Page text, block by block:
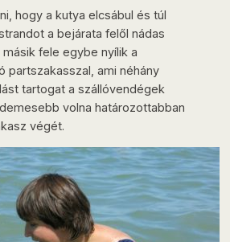
hogy a kutya elcsábul és túl
a bejárata felől nádas
fele egybe nyílik a
partszakasszal, ami néhány
tartogat a szállóvendégek
volna határozottabban
végét.